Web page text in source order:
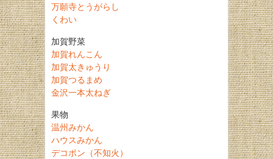
万願寺とうがらし
くわい
加賀野菜
加賀れんこん
加賀太きゅうり
加賀つるまめ
金沢一本太ねぎ
果物
温州みかん
ハウスみかん
デコポン（不知火）